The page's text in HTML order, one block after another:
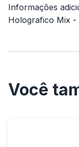
Informações
Holografico Mix -
Você